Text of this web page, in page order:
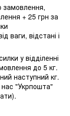
замовлення,
+ 25 грн за
ваги, відстані і
у відділенні
до 5 кг.
наступний кг.
нас "Укрпошта"